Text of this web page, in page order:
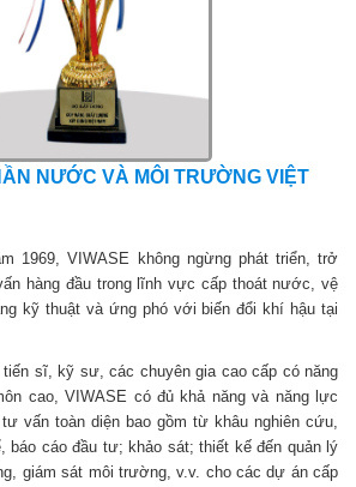
NƯỚC VÀ MÔI TRƯỜNG VIỆT
1969, VIWASE không ngừng phát triển, trở
hàng đầu trong lĩnh vực cấp thoát nước, vệ
kỹ thuật và ứng phó với biến đổi khí hậu tại
sĩ, kỹ sư, các chuyên gia cao cấp có năng
cao, VIWASE có đủ khả năng và năng lực
vấn toàn diện bao gồm từ khâu nghiên cứu,
báo cáo đầu tư; khảo sát; thiết kế đến quản lý
giám sát môi trường, v.v. cho các dự án cấp